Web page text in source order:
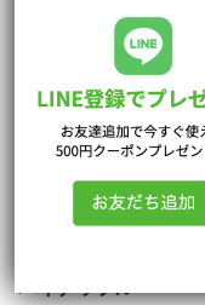
デーツ
自然の甘さがギュッ
の代わりにぴったり
エネルギーになり
エネルギーチャージ